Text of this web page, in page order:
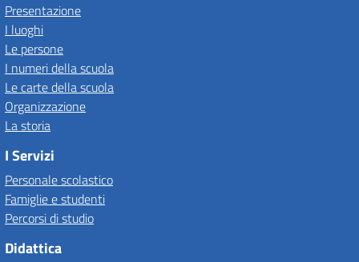
Presentazione
I luoghi
Le persone
I numeri della scuola
Le carte della scuola
Organizzazione
La storia
I Servizi
Personale scolastico
Famiglie e studenti
Percorsi di studio
Didattica